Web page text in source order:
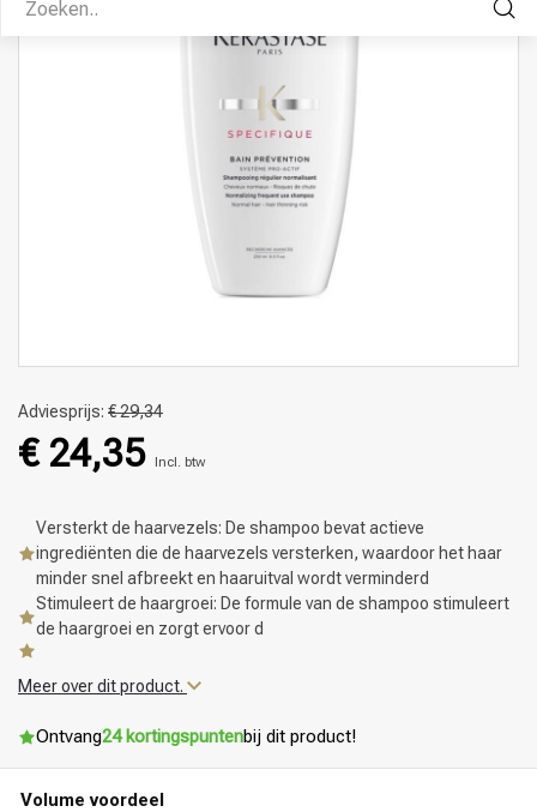
Adviesprijs: € 29,34
€ 24,35 Incl. btw
Versterkt de haarvezels: De shampoo bevat actieve
ingrediënten die de haarvezels versterken, waardoor het haar
minder snel afbreekt en haaruitval wordt verminderd
Stimuleert de haargroei: De formule van de shampoo stimuleert
de haargroei en zorgt ervoor d
Meer over dit product.
Ontvang24 kortingspuntenbij dit product!
Volume voordeel